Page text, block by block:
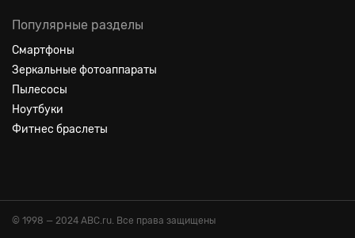
Популярные разделы
Смартфоны
Зеркальные фотоаппараты
Пылесосы
Ноутбуки
Фитнес браслеты
© 1998 — 2024 ABC.ru. Все права защищены